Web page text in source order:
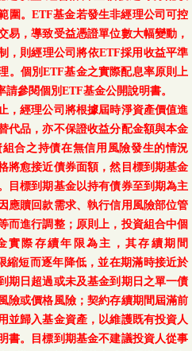
圍。ETF基金若發生非經理公司可控
易，導致受益憑證單位數大幅變動，
，則經理公司將依ETF採用收益平準
。個別ETF基金之實際配息率原則上
參閱個別ETF基金公開說明書。
，經理公司將根據屆時淨資產價值進
代品，亦不保證收益分配金額與本金
合之持債在無信用風險發生的情況
將愈接近債券面額，然目標到期基金
目標到期基金以持有債券至到期為主
應贖回款需求、執行信用風險部位管
而進行調整；原則上，投資組合中個
實際存續年限為主，其存續期間
縮短而逐年降低，並在期滿時接近於
期日超過或未及基金到期日之單一債
險或價格風險；契約存續期間屆滿前
並歸入基金資產，以維護既有投資人
書。目標到期基金不建議投資人從事